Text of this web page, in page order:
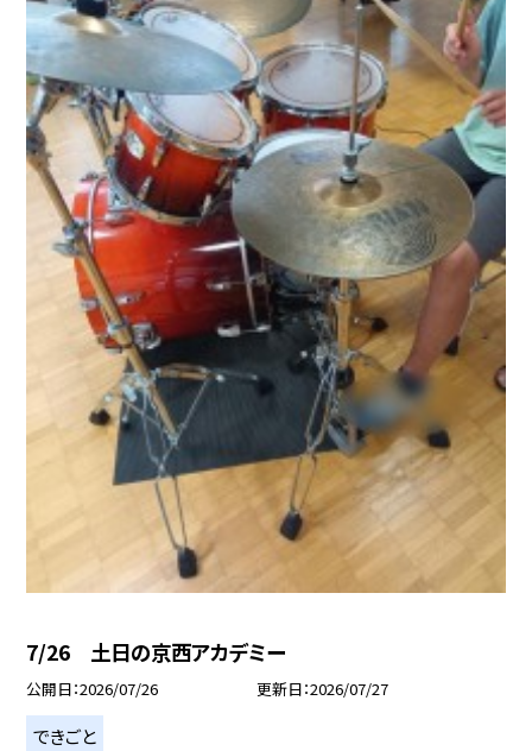
7/26 土日の京西アカデミー
公開日 2026/07/26 更新日 2026/07/27
できごと